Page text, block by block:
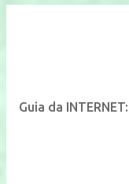
Guia da